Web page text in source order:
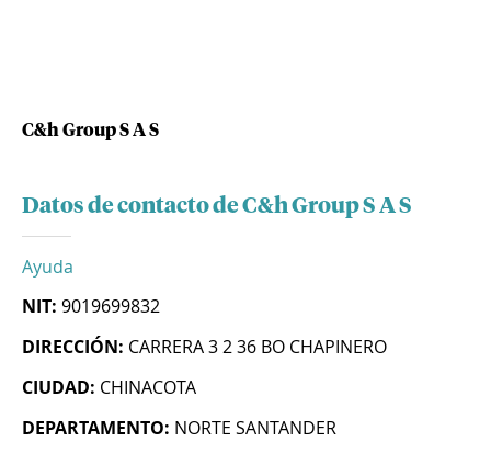
C&h Group S A S
Datos de contacto de C&h Group S A S
Ayuda
NIT: 9019699832
DIRECCIÓN: CARRERA 3 2 36 BO CHAPINERO
CIUDAD: CHINACOTA
DEPARTAMENTO: NORTE SANTANDER